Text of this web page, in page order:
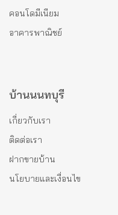
คอนโดมีเนียม
อาคารพาณิชย์
บ้านนนทบุรี
เกี่ยวกับเรา
ติดต่อเรา
ฝากขายบ้าน
นโยบายและเงื่อนไข